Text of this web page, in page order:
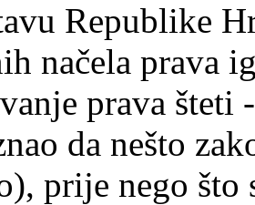
Republike
načela prava
prava šteti
da nešto
prije nego što